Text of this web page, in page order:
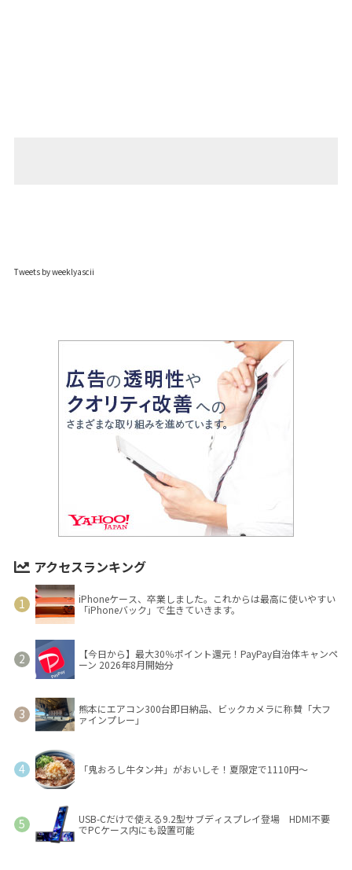
Tweets by weeklyascii
アクセスランキング
iPhoneケース、卒業しました。これからは最高に使いやすい
「iPhoneバック」で生きていきます。
【今日から】最大30％ポイント還元！PayPay自治体キャンペ
ーン 2026年8月開始分
熊本にエアコン300台即日納品、ビックカメラに称賛「大フ
ァインプレー」
「鬼おろし牛タン丼」がおいしそ！夏限定で1110円～
USB-Cだけで使える9.2型サブディスプレイ登場 HDMI不要
でPCケース内にも設置可能